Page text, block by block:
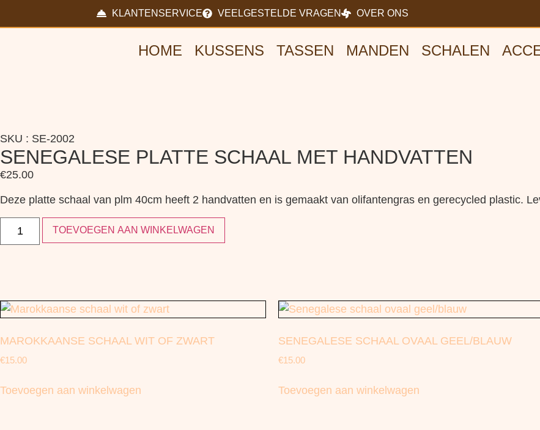
KLANTENSERVICE VEELGESTELDE VRAGEN OVER ONS
HOME KUSSENS TASSEN MANDEN SCHALEN
SKU : SE-2002
SENEGALESE PLATTE SCHAAL MET HANDVATTEN
€25.00
Deze platte schaal van plm 40cm heeft 2 handvatten en is gemaakt van olifantengras en gerecycled plastic.
TOEVOEGEN AAN WINKELWAGEN
MAROKKAANSE SCHAAL WIT OF ZWART
€15.00
Toevoegen aan winkelwagen
SENEGALESE SCHAAL OVAAL GEEL/BLAUW
€15.00
Toevoegen aan winkelwagen